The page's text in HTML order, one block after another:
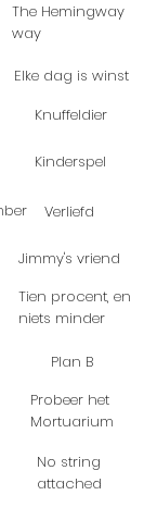
The Hemingway
way
Elke dag is winst
Knuffeldier
Kinderspel
Verliefd
Jimmy's vriend
Tien procent, en
niets minder
Plan B
Probeer het
Mortuarium
No string
attached